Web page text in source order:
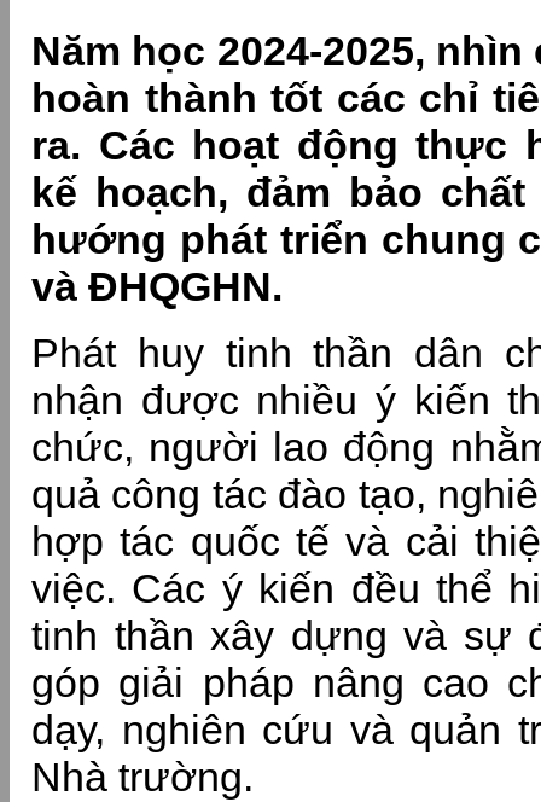
Năm học 2024-2025,
hoàn thành tốt các chỉ
ra. Các hoạt động thực
kế hoạch, đảm bảo
hướng phát triển chung
và ĐHQGHN.
Phát huy tinh thần dân
nhận được nhiều ý kiến
chức, người lao động
quả công tác đào tạo,
hợp tác quốc tế và cải
việc. Các ý kiến đều thể
tinh thần xây dựng và sự
góp giải pháp nâng cao
dạy, nghiên cứu và quản
Nhà trường.